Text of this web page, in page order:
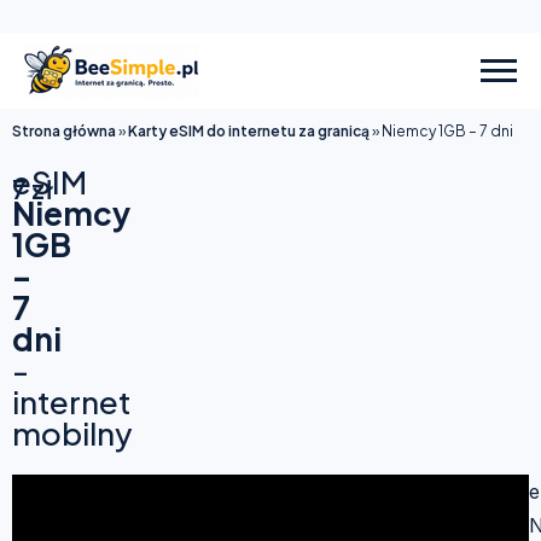
Strona główna»Karty eSIM do internetu za granicą» Niemcy 1GB – 7 dni
eSIM
Niemcy
1GB
–
7
dni
-
internet
mobilny
7zł